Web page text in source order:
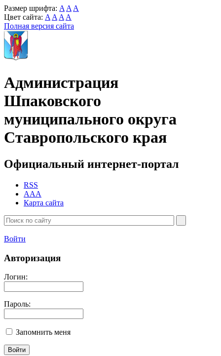
Размер шрифта: A A A
Цвет сайта: A A A A
Полная версия сайта
Администрация
Шпаковского
муниципального округа
Ставропольского края
Официальный интернет-портал
RSS
AAA
Карта сайта
Войти
Авторизация
Логин:
Пароль:
Запомнить меня